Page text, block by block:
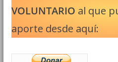
VOLUNTARIO al que
aporte desde aquí: